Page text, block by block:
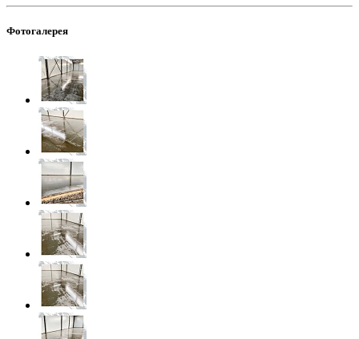
Фотогалерея